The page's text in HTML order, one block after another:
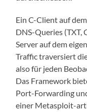
Ein C-Client auf
DNS-Queries (TXT,
Server auf dem
Traffic traversiert
also für jeden
Das Framework
Port-Forwarding
einer Metasploit-